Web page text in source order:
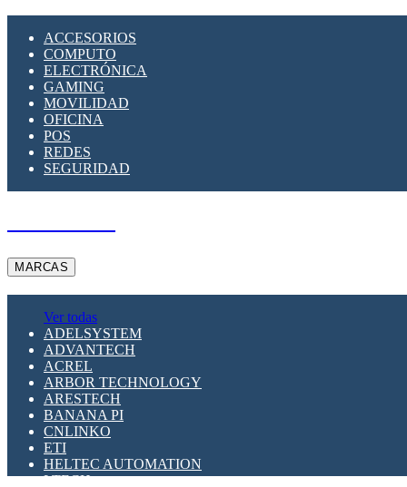
ACCESORIOS
COMPUTO
ELECTRÓNICA
GAMING
MOVILIDAD
OFICINA
POS
REDES
SEGURIDAD
MARCAS
Ver todas
ADELSYSTEM
ADVANTECH
ACREL
ARBOR TECHNOLOGY
ARESTECH
BANANA PI
CNLINKO
ETI
HELTEC AUTOMATION
LTECH